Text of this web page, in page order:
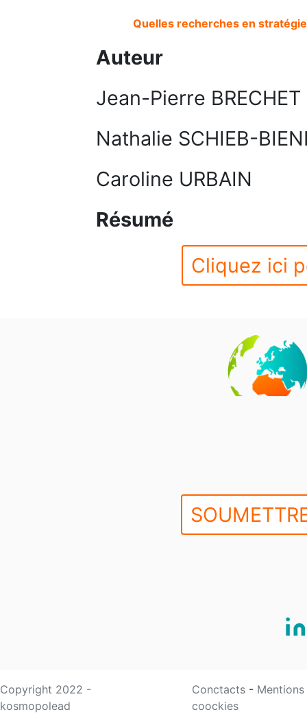
Quelles recherches en
Auteur
Jean-Pierre BRECHET
Nathalie SCHIEB-
Caroline URBAIN
Résumé
Cliquez ici
Copyright 2022 -
kosmopolead
Conctacts -
coockies